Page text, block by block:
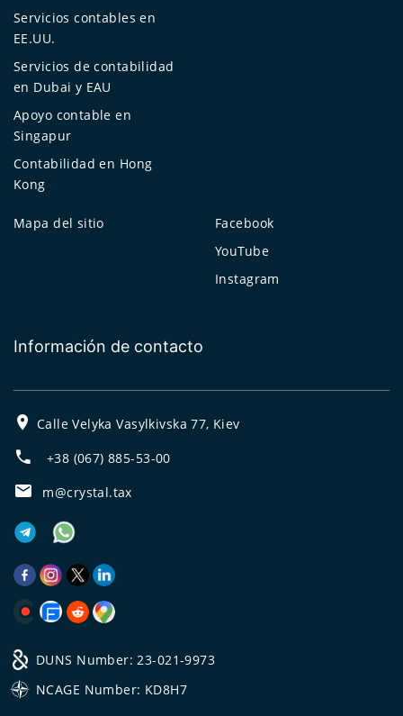
Servicios contables en
EE.UU.
Servicios de contabilidad
en Dubai y EAU
Apoyo contable en
Singapur
Contabilidad en Hong
Kong
Mapa del sitio
Facebook
YouTube
Instagram
Información de contacto
Calle Velyka Vasylkivska 77, Kiev
+38 (067) 885-53-00
m@crystal.tax
DUNS Number: 23-021-9973
NCAGE Number: KD8H7